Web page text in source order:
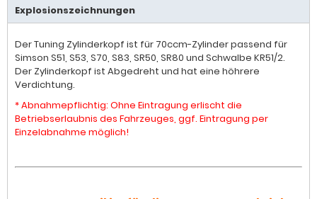
Explosionszeichnungen
Der Tuning Zylinderkopf ist für 70ccm-Zylinder passend für
Simson S51, S53, S70, S83, SR50, SR80 und Schwalbe KR51/2.
Der Zylinderkopf ist Abgedreht und hat eine höhrere
Verdichtung.
* Abnahmepflichtig: Ohne Eintragung erlischt die
Betriebserlaubnis des Fahrzeuges, ggf. Eintragung per
Einzelabnahme möglich!